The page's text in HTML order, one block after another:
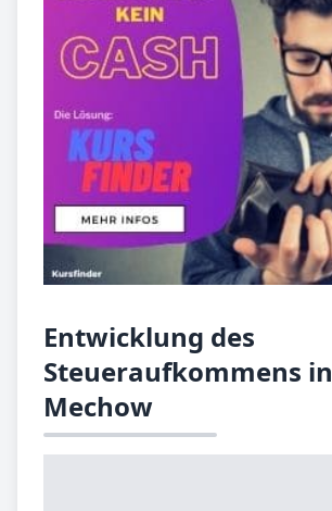
Entwicklung des
Steueraufkommens in
Mechow